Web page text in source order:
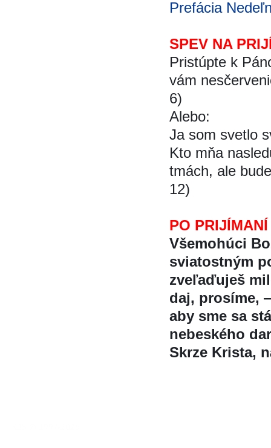
Prefácia
SPEV NA
Pristúpte k
vám
6)
Alebo:
Ja som svetlo
Kto mňa
tmách, ale
12)
PO PRIJÍMANÍ
Všemohúci
sviatostným
zveľaďuješ
daj, prosíme,
aby sme sa
nebeského
Skrze Krista,